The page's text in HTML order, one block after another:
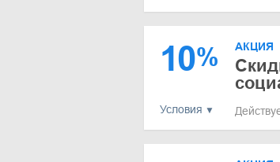
10%
Условия
АКЦИЯ